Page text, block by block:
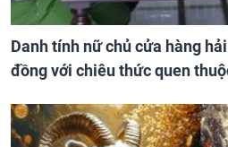
Danh tính nữ chủ cửa hàng
đồng với chiêu thức quen